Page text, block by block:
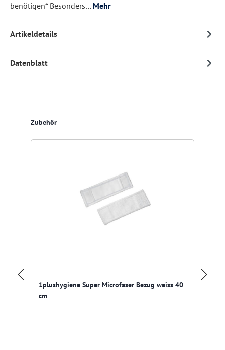
benötigen* Besonders… Mehr
Artikeldetails
Datenblatt
Produktgalerie überspringen
Zubehör
1plushygiene Super Microfaser Bezug weiss 40
cm